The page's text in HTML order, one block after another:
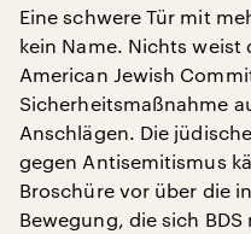
Eine schwere Tür mit
kein Name. Nichts weist
American Jewish
Sicherheitsmaßnahme
Anschlägen. Die
gegen Antisemitismus
Broschüre vor über die
Bewegung, die sich